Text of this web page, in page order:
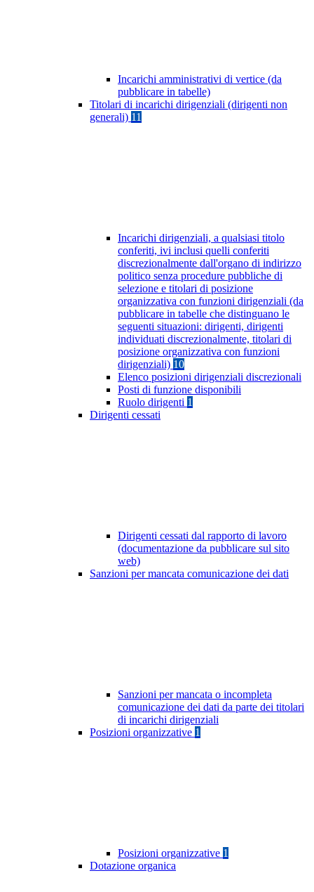
Incarichi amministrativi di vertice (da
pubblicare in tabelle)
Titolari di incarichi dirigenziali (dirigenti non
generali) 11
Incarichi dirigenziali, a qualsiasi titolo
conferiti, ivi inclusi quelli conferiti
discrezionalmente dall'organo di indirizzo
politico senza procedure pubbliche di
selezione e titolari di posizione
organizzativa con funzioni dirigenziali (da
pubblicare in tabelle che distinguano le
seguenti situazioni: dirigenti, dirigenti
individuati discrezionalmente, titolari di
posizione organizzativa con funzioni
dirigenziali) 10
Elenco posizioni dirigenziali discrezionali
Posti di funzione disponibili
Ruolo dirigenti 1
Dirigenti cessati
Dirigenti cessati dal rapporto di lavoro
(documentazione da pubblicare sul sito
web)
Sanzioni per mancata comunicazione dei dati
Sanzioni per mancata o incompleta
comunicazione dei dati da parte dei titolari
di incarichi dirigenziali
Posizioni organizzative 1
Posizioni organizzative 1
Dotazione organica